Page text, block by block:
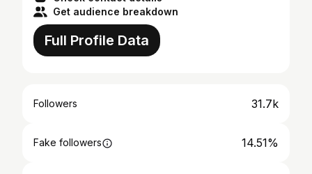
Get audience breakdown
Full Profile Data
Followers 31.7k
Fake followers 14.51%